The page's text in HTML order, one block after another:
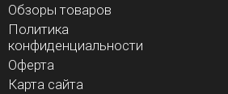
Обзоры товаров
Политика
конфиденциальности
Оферта
Карта сайта